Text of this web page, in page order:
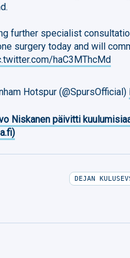
further specialist
surgery today and will
haC3MThcMd
Hotspur (@SpursOfficial)
Niskanen päivitti
DEJAN